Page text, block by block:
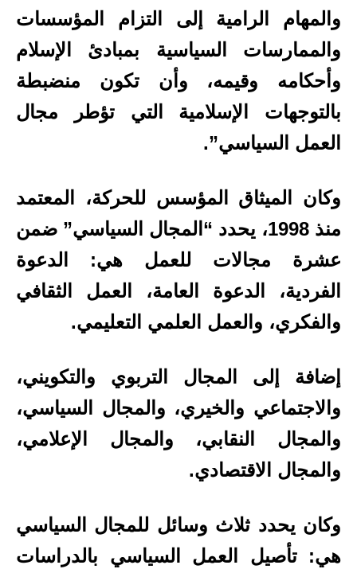
والمهام الرامية إلى التزام المؤسسات
والممارسات السياسية بمبادئ الإسلام
وأحكامه وقيمه، وأن تكون منضبطة
بالتوجهات الإسلامية التي تؤطر مجال
العمل السياسي”.
وكان الميثاق المؤسس للحركة، المعتمد
منذ 1998، يحدد “المجال السياسي” ضمن
عشرة مجالات للعمل هي: الدعوة
الفردية، الدعوة العامة، العمل الثقافي
والفكري، والعمل العلمي التعليمي.
إضافة إلى المجال التربوي والتكويني،
والاجتماعي والخيري، والمجال السياسي،
والمجال النقابي، والمجال الإعلامي،
والمجال الاقتصادي.
وكان يحدد ثلاث وسائل للمجال السياسي
هي: تأصيل العمل السياسي بالدراسات